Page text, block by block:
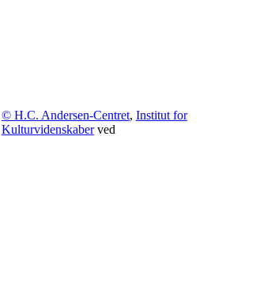
© H.C. Andersen-Centret, Institut for
Kulturvidenskaberved